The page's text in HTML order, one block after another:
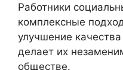
Работники
комплексные
улучшение
делает их
обществе.